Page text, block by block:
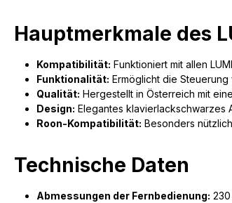
Hauptmerkmale des
Kompatibilität: Funktioniert mit allen
Funktionalität: Ermöglicht die
Qualität: Hergestellt in Österreich mit
Design: Elegantes klavierlackschwarzes
Roon-Kompatibilität: Besonders
Technische Daten
Abmessungen der Fernbedienung: 230